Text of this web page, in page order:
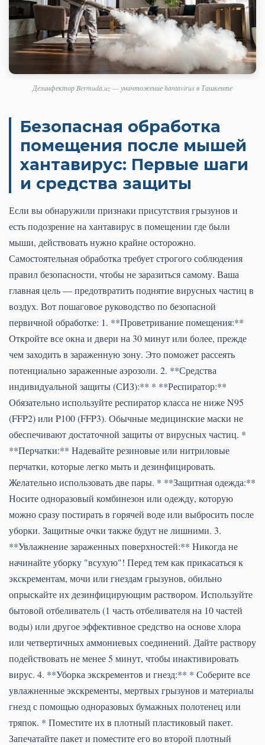
Дезинфектор Bermuda.uz — уничтожение hantavirus в Ташкенте
Безопасная обработка
помещения после мышей
хантавирус: Первые шаги
и средства защиты
Если вы обнаружили признаки присутствия грызунов и
есть подозрение на хантавирус в помещении где были
мыши, действовать нужно крайне осторожно.
Самостоятельная обработка требует строгого соблюдения
правил безопасности, чтобы не заразиться самому. Ваша
главная цель — предотвратить поднятие вирусных частиц в
воздух. Вот пошаговое руководство по безопасной
первичной обработке: 1. **Проветривание помещения:**
Откройте все окна и двери на 30 минут или более, прежде
чем заходить в зараженную зону. Это поможет рассеять
потенциально зараженные аэрозоли. 2. **Средства
индивидуальной защиты (СИЗ):** * **Респиратор:**
Обязательно используйте респиратор класса не ниже N95
(FFP2) или P100 (FFP3). Обычные медицинские маски не
обеспечивают достаточной защиты от вирусных частиц. *
**Перчатки:** Надевайте резиновые или нитриловые
перчатки, которые легко мыть и дезинфицировать.
Желательно использовать две пары. * **Защитная одежда:**
Носите одноразовый комбинезон или одежду, которую
можно сразу постирать в горячей воде или выбросить после
уборки. Защитные очки также будут не лишними. 3.
**Увлажнение зараженных поверхностей:** Никогда не
начинайте уборку "всухую"! Перед тем как прикасаться к
экскрементам, мочи или гнездам грызунов, обильно
опрыскайте их дезинфицирующим раствором. Используйте
бытовой отбеливатель (1 часть отбеливателя на 10 частей
воды) или другое эффективное средство на основе хлора
или четвертичных аммониевых соединений. Дайте раствору
подействовать не менее 5 минут, чтобы инактивировать
вирус. 4. **Уборка экскрементов и гнезд:** * Соберите все
увлажненные экскременты, мертвых грызунов и материалы
гнезд с помощью одноразовых бумажных полотенец или
тряпок. * Поместите их в плотный пластиковый пакет.
Запечатайте пакет и поместите его во второй плотный